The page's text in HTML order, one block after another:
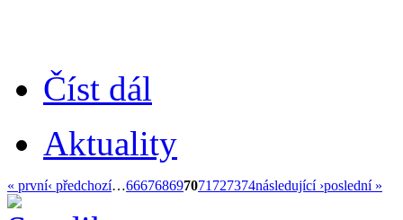
Číst dál
Aktuality
« první‹ předchozí…666768697071 727374následující ›poslední »